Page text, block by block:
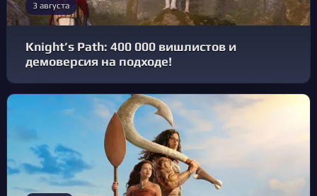
3 августа
Knight’s Path: 400 000 вишлистов и
демоверсия на подходе!